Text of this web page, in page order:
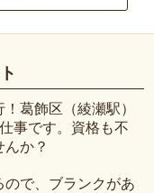
葛飾区（綾瀬駅）
事です。資格も不
か？
で、ブランクがあ